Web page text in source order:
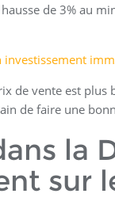
de 3% au
investissement
de vente est
de faire une
la
sur